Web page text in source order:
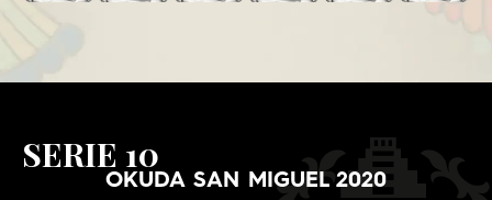
SERIE 10
OKUDA SAN MIGUEL 2020